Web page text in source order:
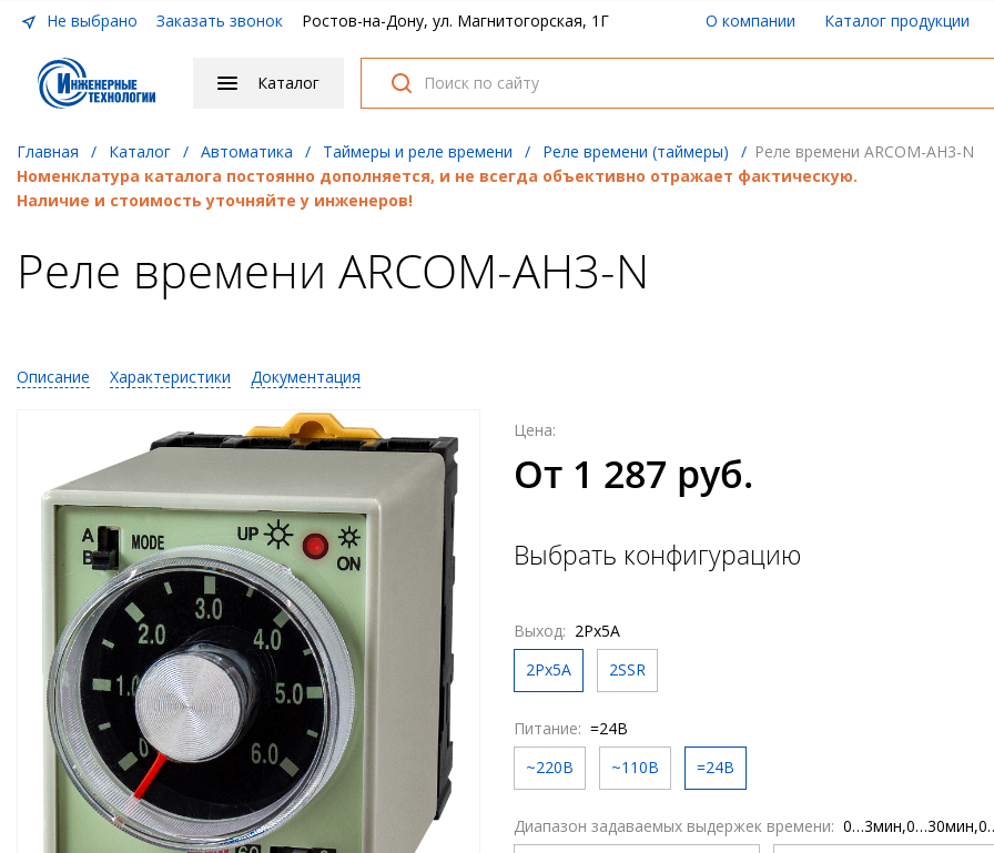
Не выбрано Заказать звонок Ростов-на-Дону, ул. Магнитогорская, 1Г О компании Каталог продукции
Каталог
Главная / Каталог / Автоматика / Таймеры и реле времени / Реле времени (таймеры) / Реле времени ARCOM-AH3-N
Номенклатура каталога постоянно дополняется, и не всегда объективно отражает фактическую.
Наличие и стоимость уточняйте у инженеров!
Реле времени ARCOM-AH3-N
Описание Характеристики Документация
Цена:
От 1 287 руб.
Выбрать конфигурацию
Выход: 2Pх5A
2Pх5A
2SSR
Питание: =24В
~220В
~110В =24В
Диапазон задаваемых выдержек времени: